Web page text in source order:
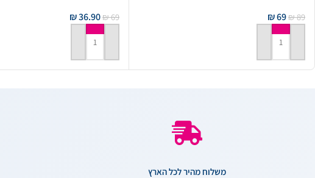
₪89
₪69
הוספה לסל
₪69
₪36.90
הוספה לסל
משלוח מהיר לכל הארץ